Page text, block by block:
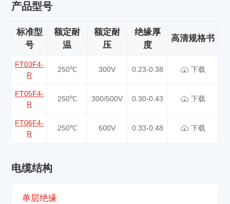
产品型号
标准型
号
额定耐
温
额定耐
压
绝缘厚
度
高清规格书
FT03F4-
R
250℃ 300V 0.23-0.38 下载
FT05F4-
R
250℃ 300/500V 0.30-0.43 下载
FT06F4-
R
250℃ 600V 0.33-0.48 下载
电缆结构
单层绝缘